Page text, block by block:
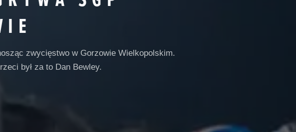
zwycięstwo w Gorzowie Wielkopolskim.
był za to Dan Bewley.